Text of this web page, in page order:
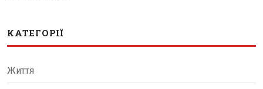
КАТЕГОРІЇ
Життя